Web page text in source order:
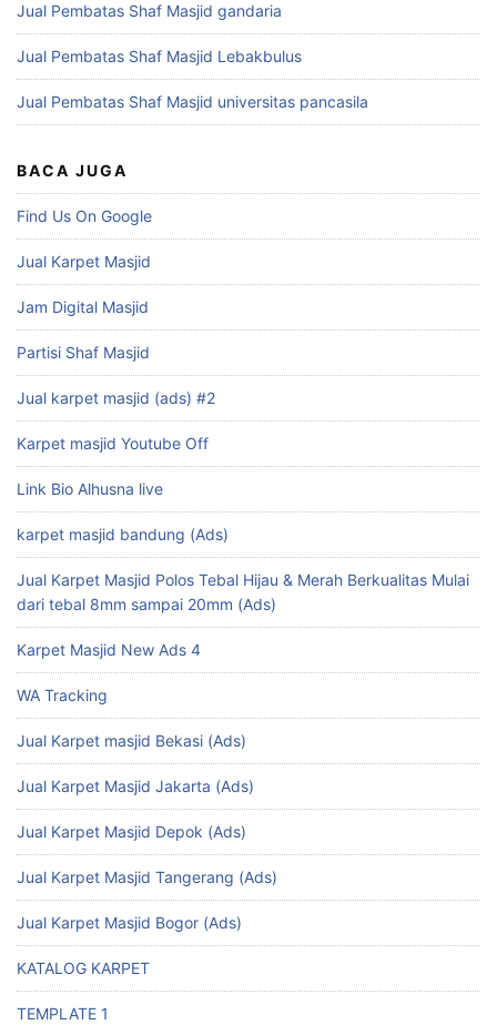
Jual Pembatas Shaf Masjid gandaria
Jual Pembatas Shaf Masjid Lebakbulus
Jual Pembatas Shaf Masjid universitas pancasila
BACA JUGA
Find Us On Google
Jual Karpet Masjid
Jam Digital Masjid
Partisi Shaf Masjid
Jual karpet masjid (ads) #2
Karpet masjid Youtube Off
Link Bio Alhusna live
karpet masjid bandung (Ads)
Jual Karpet Masjid Polos Tebal Hijau & Merah Berkualitas Mulai
dari tebal 8mm sampai 20mm (Ads)
Karpet Masjid New Ads 4
WA Tracking
Jual Karpet masjid Bekasi (Ads)
Jual Karpet Masjid Jakarta (Ads)
Jual Karpet Masjid Depok (Ads)
Jual Karpet Masjid Tangerang (Ads)
Jual Karpet Masjid Bogor (Ads)
KATALOG KARPET
TEMPLATE 1